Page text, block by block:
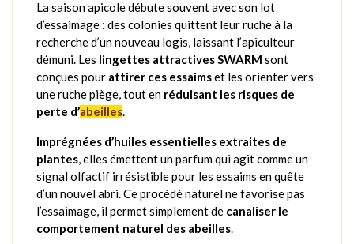
La saison apicole débute souvent avec son lot
d’essaimage : des colonies quittent leur ruche à la
recherche d’un nouveau logis, laissant l’apiculteur
démuni. Les lingettes attractives SWARM sont
conçues pour attirer ces essaimset les orienter vers
une ruche piège, tout en réduisant les risques de
perte d’abeilles.
Imprégnées d’huiles essentielles extraites de
plantes, elles émettent un parfum qui agit comme un
signal olfactif irrésistible pour les essaims en quête
d’un nouvel abri. Ce procédé naturel ne favorise pas
l’essaimage, il permet simplement de canaliser le
comportement naturel des abeilles.